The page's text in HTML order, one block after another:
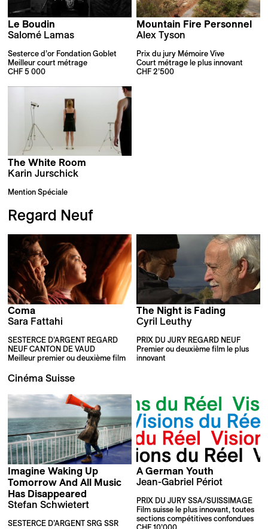
Le Boudin
Salomé Lamas
Sesterce d’or Fondation Goblet
Meilleur court métrage
CHF 5 000
Mountain Fire Personnel
Alex Tyson
Prix du jury Mémoire Vive
Court métrage le plus innovant
CHF 2’500
The White Room
Karin Jurschick
Mention Spéciale
Regard Neuf
Coma
Sara Fattahi
SESTERCE D’ARGENT REGARD
NEUF CANTON DE VAUD
Meilleur premier ou deuxième film
The Night is Fading
Cyril Leuthy
PRIX DU JURY REGARD NEUF
Premier ou deuxième film le plus
innovant
Cinéma Suisse
Imagine Waking Up
Tomorrow And All Music
Has Disappeared
Stefan Schwietert
SESTERCE D’ARGENT SRG SSR
A German Youth
Jean-Gabriel Périot
PRIX DU JURY SSA/SUISSIMAGE
Film suisse le plus innovant, toutes
sections compétitives confondues
CHF 10’000